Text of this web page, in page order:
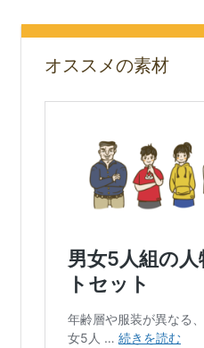
オススメの素材